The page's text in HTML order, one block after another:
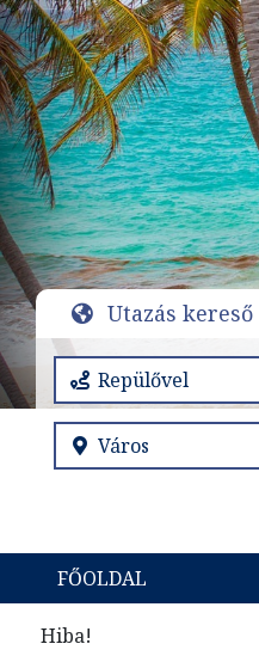
Utazás kereső
FŐOLDAL
Hiba!